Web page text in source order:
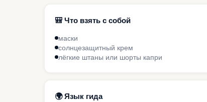
🎒 Что взять с собой
маски
солнцезащитный крем
лёгкие штаны или шорты капри
🌍 Язык гида